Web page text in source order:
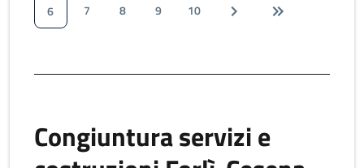
6
7 8 9 10
Congiuntura servizi e